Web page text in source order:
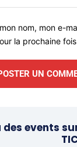
nom, mon e-
la prochaine
events